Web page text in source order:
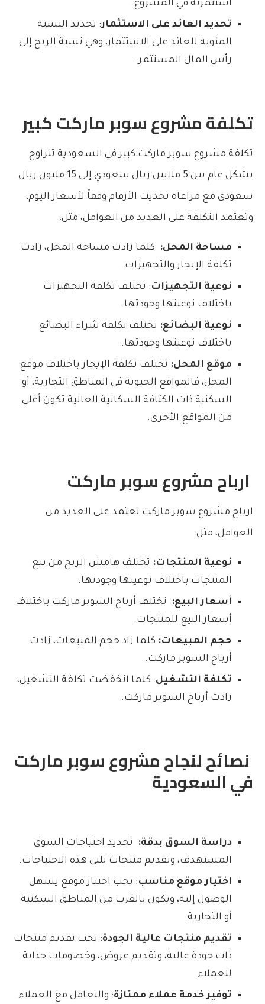
استثمرته في المشروع.
تحديد العائد على الاستثمار: تحديد النسبة
المئوية للعائد على الاستثمار، وهي نسبة الربح إلى
رأس المال المستثمر.
تكلفة مشروع سوبر ماركت كبير
تكلفة مشروع سوبر ماركت كبير في السعودية تتراوح
بشكل عام بين 5 ملايين ريال سعودي إلى 15 مليون ريال
سعودي مع مراعاة تحديث الأرقام وفقاً لأسعار اليوم،
وتعتمد التكلفة على العديد من العوامل، مثل:
مساحة المحل:
كلما زادت مساحة المحل، زادت
تكلفة الإيجار والتجهيزات.
نوعية التجهيزات: تختلف تكلفة التجهيزات
باختلاف نوعيتها وجودتها.
نوعية البضائع: تختلف تكلفة شراء البضائع
باختلاف نوعيتها وجودتها.
موقع المحل: تختلف تكلفة الإيجار باختلاف موقع
المحل، فالمواقع الحيوية في المناطق التجارية، أو
السكنية ذات الكثافة السكانية العالية تكون أغلى
من المواقع الأخرى.
ارباح مشروع سوبر ماركت
ارباح مشروع سوبر ماركت تعتمد على العديد من
العوامل، مثل:
نوعية المنتجات: تختلف هامش الربح من بيع
المنتجات باختلاف نوعيتها وجودتها.
أسعار البيع:
تختلف أرباح السوبر ماركت باختلاف
أسعار البيع للمنتجات.
حجم المبيعات: كلما زاد حجم المبيعات، زادت
أرباح السوبر ماركت.
تكلفة التشغيل: كلما انخفضت تكلفة التشغيل،
زادت أرباح السوبر ماركت.
نصائح لنجاح مشروع سوبر ماركت
في السعودية
دراسة السوق بدقة:
تحديد احتياجات السوق
المستهدف، وتقديم منتجات تلبي هذه الاحتياجات.
اختيار موقع مناسب: يجب اختيار موقع يسهل
الوصول إليه، ويكون بالقرب من المناطق السكنية
أو التجارية.
تقديم منتجات عالية الجودة: يجب تقديم منتجات
ذات جودة عالية، وتقديم عروض، وخصومات جذابة
للعملاء.
توفير خدمة عملاء ممتازة: والتعامل مع العملاء